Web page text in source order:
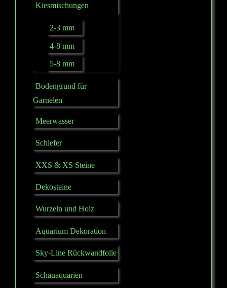
Kiesmischungen
2-3 mm
4-8 mm
5-8 mm
Bodengrund für
Garnelen
Meerwasser
Schiefer
XXS & XS Steine
Dekosteine
Wurzeln und Holz
Aquarium Dekoration
Sky-Line Rückwandfolie
Schauaquarien